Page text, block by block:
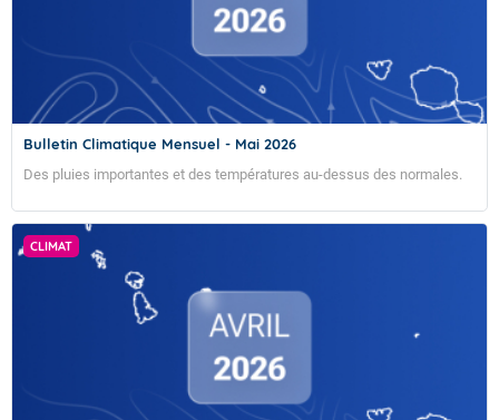
Bulletin Climatique Mensuel - Mai 2026
Des pluies importantes et des températures au-dessus des normales.
CLIMAT